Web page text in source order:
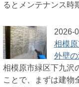
るとメンテナンス時
2026-
相模
外壁
相模原市緑区下九沢
ことで、まずは建物